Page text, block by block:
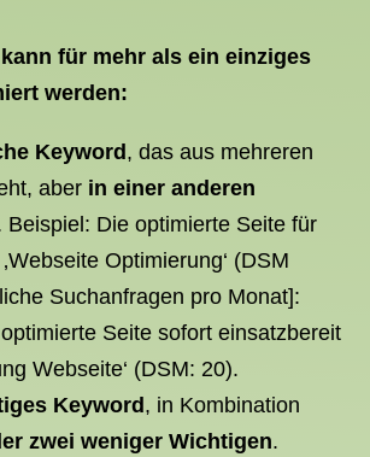
für mehr als ein einziges
werden:
Keyword, das aus mehreren
aber in einer anderen
Beispiel: Die optimierte Seite für
Optimierung‘ (DSM
Suchanfragen pro Monat]:
Seite sofort einsatzbereit
Webseite‘ (DSM: 20).
Keyword , in Kombination
zwei weniger Wichtigen.